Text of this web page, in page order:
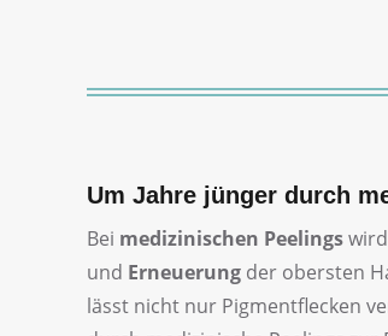
Um Jahre jünger durch
Bei medizinischen Peelings
und Erneuerung der obersten
lässt nicht nur Pigmentflecken